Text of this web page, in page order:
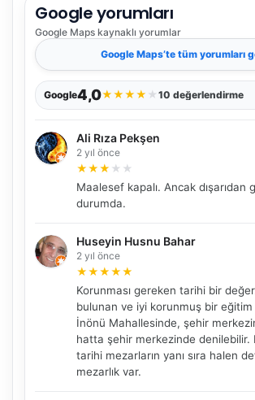
Google yorumları
Google Maps kaynaklı yorumlar
Google Maps’te tüm yorumları
Google4,0★★★★ ★ 10 değerlendirme
Ali Rıza Pekşen
2 yıl önce
★★★ ★ ★
Maalesef kapalı. Ancak dışarıdan
durumda.
Huseyin Husnu Bahar
2 yıl önce
★★★★★
Korunması gereken tarihi bir
bulunan ve iyi korunmuş bir
İnönü Mahallesinde, şehir
hatta şehir merkezinde denilebilir.
tarihi mezarların yanı sıra halen
mezarlık var.